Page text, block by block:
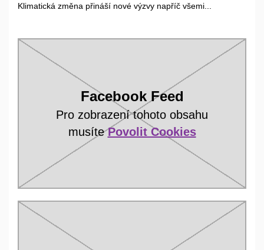
Klimatická změna přináší nové výzvy napříč všemi...
Facebook Feed
Pro zobrazení tohoto obsahu
musítePovolit Cookies